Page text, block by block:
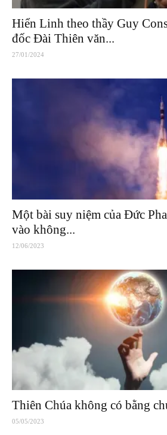
Hiển Linh theo thầy Guy
đốc Đài Thiên văn...
27/01/2024
Một bài suy niệm của Đức
vào không...
12/06/2023
Thiên Chúa không có bằng
05/05/2023